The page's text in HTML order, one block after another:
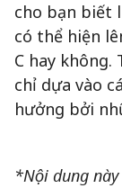
cho bạn biết
có thể hiện
C hay
chỉ dựa vào
hưởng bởi
*Nội dung